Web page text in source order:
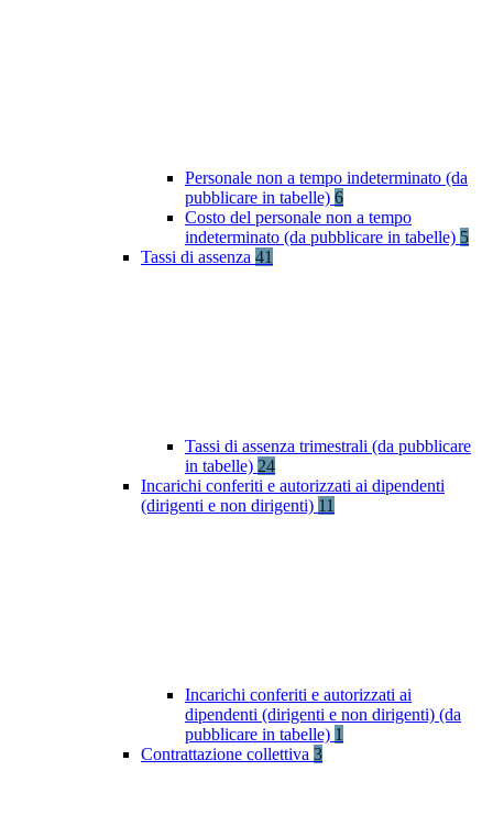
Personale non a tempo indeterminato (da
pubblicare in tabelle) 6
Costo del personale non a tempo
indeterminato (da pubblicare in tabelle) 5
Tassi di assenza 41
Tassi di assenza trimestrali (da pubblicare
in tabelle) 24
Incarichi conferiti e autorizzati ai dipendenti
(dirigenti e non dirigenti) 11
Incarichi conferiti e autorizzati ai
dipendenti (dirigenti e non dirigenti) (da
pubblicare in tabelle) 1
Contrattazione collettiva 3